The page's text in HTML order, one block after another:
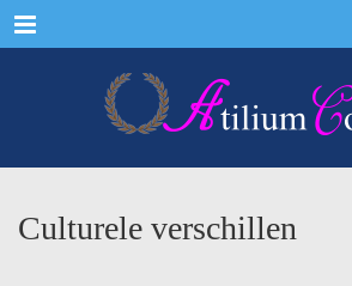
Menu
Culturele verschillen